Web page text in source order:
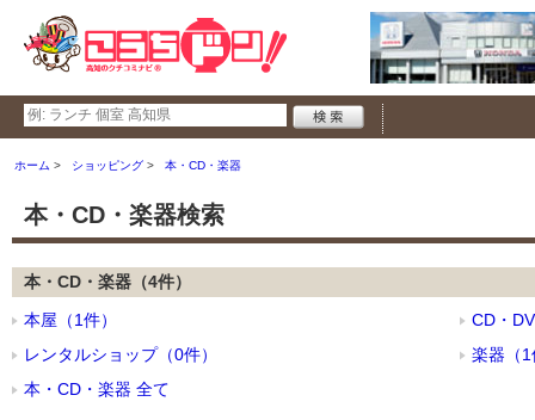
ホーム ショッピング 本・CD・楽器
本・CD・楽器検索
本・CD・楽器（4件）
本屋（1件）
CD・
レンタルショップ（0件）
楽器（1
本・CD・楽器 全て